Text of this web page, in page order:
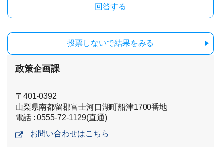
投票しないで結果をみる
政策企画課
〒401-0392
山梨県南都留郡富士河口湖町船津1700番地
電話 : 0555-72-1129(直通)
お問い合わせはこちら